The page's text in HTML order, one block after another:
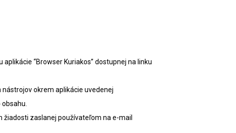
“Browser Kuriakos” dostupnej na linku
nástrojov okrem aplikácie uvedenej
žiadosti zaslanej používateľom na e-mail